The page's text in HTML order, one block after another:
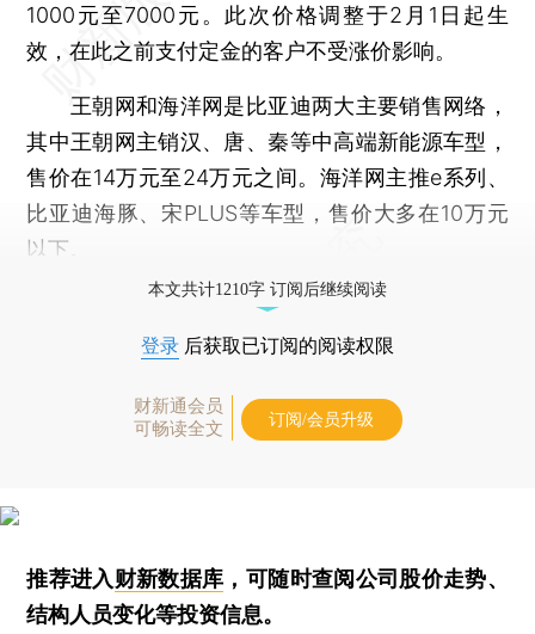
1000元至7000元。此次价格调整于2月1日起生
效，在此之前支付定金的客户不受涨价影响。
王朝网和海洋网是比亚迪两大主要销售网络，
其中王朝网主销汉、唐、秦等中高端新能源车型，
售价在14万元至24万元之间。海洋网主推e系列、
比亚迪海豚、宋PLUS等车型，售价大多在10万元
以下。
本文共计1210字 订阅后继续阅读
登录 后获取已订阅的阅读权限
财新通会员
可畅读全文
订阅/会员升级
推荐进入财新数据库 ，可随时查阅公司股价走势、
结构人员变化等投资信息。